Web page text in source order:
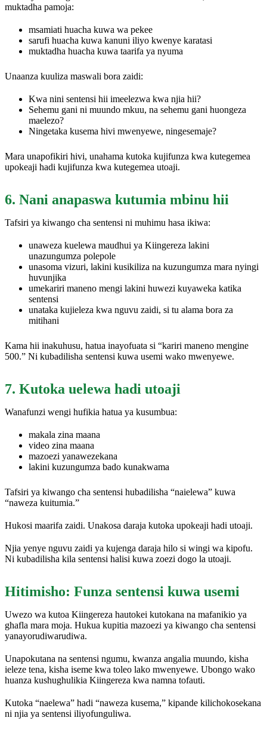
muktadha pamoja:
msamiati huacha kuwa wa pekee
sarufi huacha kuwa kanuni iliyo kwenye karatasi
muktadha huacha kuwa taarifa ya nyuma
Unaanza kuuliza maswali bora zaidi:
Kwa nini sentensi hii imeelezwa kwa njia hii?
Sehemu gani ni muundo mkuu, na sehemu gani huongeza
maelezo?
Ningetaka kusema hivi mwenyewe, ningesemaje?
Mara unapofikiri hivi, unahama kutoka kujifunza kwa kutegemea
upokeaji hadi kujifunza kwa kutegemea utoaji.
6. Nani anapaswa kutumia mbinu hii
Tafsiri ya kiwango cha sentensi ni muhimu hasa ikiwa:
unaweza kuelewa maudhui ya Kiingereza lakini
unazungumza polepole
unasoma vizuri, lakini kusikiliza na kuzungumza mara nyingi
huvunjika
umekariri maneno mengi lakini huwezi kuyaweka katika
sentensi
unataka kujieleza kwa nguvu zaidi, si tu alama bora za
mitihani
Kama hii inakuhusu, hatua inayofuata si “kariri maneno mengine
500.” Ni kubadilisha sentensi kuwa usemi wako mwenyewe.
7. Kutoka uelewa hadi utoaji
Wanafunzi wengi hufikia hatua ya kusumbua:
makala zina maana
video zina maana
mazoezi yanawezekana
lakini kuzungumza bado kunakwama
Tafsiri ya kiwango cha sentensi hubadilisha “naielewa” kuwa
“naweza kuitumia.”
Hukosi maarifa zaidi. Unakosa daraja kutoka upokeaji hadi utoaji.
Njia yenye nguvu zaidi ya kujenga daraja hilo si wingi wa kipofu.
Ni kubadilisha kila sentensi halisi kuwa zoezi dogo la utoaji.
Hitimisho: Funza sentensi kuwa usemi
Uwezo wa kutoa Kiingereza hautokei kutokana na mafanikio ya
ghafla mara moja. Hukua kupitia mazoezi ya kiwango cha sentensi
yanayorudiwarudiwa.
Unapokutana na sentensi ngumu, kwanza angalia muundo, kisha
ieleze tena, kisha iseme kwa toleo lako mwenyewe. Ubongo wako
huanza kushughulikia Kiingereza kwa namna tofauti.
Kutoka “naelewa” hadi “naweza kusema,” kipande kilichokosekana
ni njia ya sentensi iliyofunguliwa.